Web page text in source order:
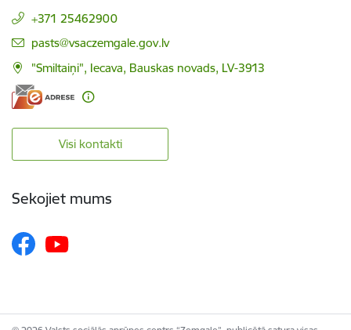
+371 25462900
E-pasts:
pasts@vsaczemgale.gov.lv
"Smiltaiņi", Iecava, Bauskas novads, LV-3913
Visi kontakti
Sekojiet mums